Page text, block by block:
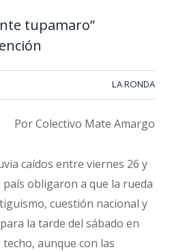
tupamaro”
LA RONDA
Por Colectivo Mate Amargo
caídos entre viernes 26 y
obligaron a que la rueda
cuestión nacional y
la tarde del sábado en
aunque con las